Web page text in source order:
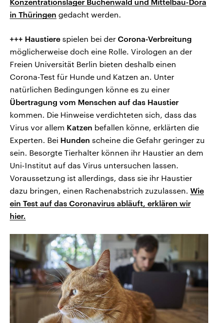
in Thüringen gedacht werden.
+++ Haustiere spielen bei der Corona-Verbreitung
möglicherweise doch eine Rolle. Virologen an der
Freien Universität Berlin bieten deshalb einen
Corona-Test für Hunde und Katzen an. Unter
natürlichen Bedingungen könne es zu einer
Übertragung vom Menschen auf das Haustier
kommen. Die Hinweise verdichteten sich, dass das
Virus vor allem Katzen befallen könne, erklärten die
Experten. Bei Hunden scheine die Gefahr geringer zu
sein. Besorgte Tierhalter können ihr Haustier an dem
Uni-Institut auf das Virus untersuchen lassen.
Voraussetzung ist allerdings, dass sie ihr Haustier
dazu bringen, einen Rachenabstrich zuzulassen. Wie
ein Test auf das Coronavirus abläuft, erklären wir
hier.